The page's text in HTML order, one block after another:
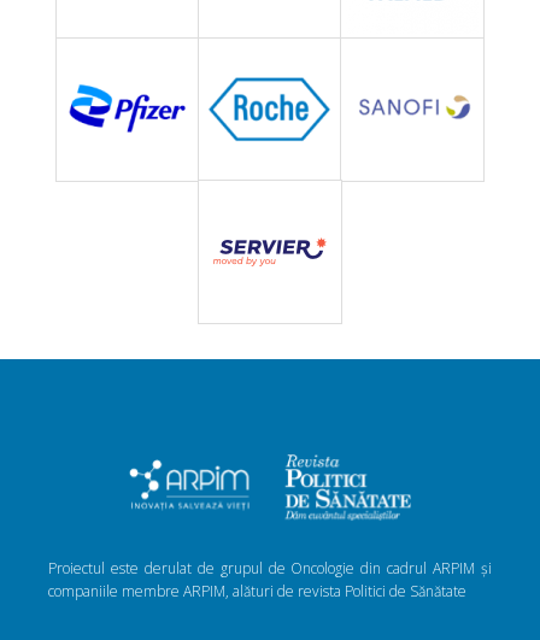
Proiectul este derulat de grupul de Oncologie din cadrul ARPIM și
companiile membre ARPIM, alături de revista Politici de Sănătate